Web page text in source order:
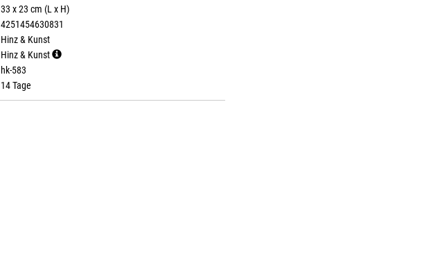
33 x 23 cm (L x H)
4251454630831
Hinz & Kunst
Hinz & Kunst
hk-583
14 Tage